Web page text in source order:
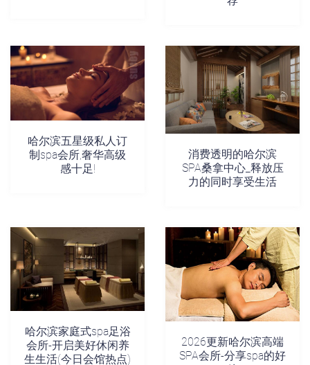
哈尔滨五星级私人订
制spa会所,奢华高级
感十足!
消费透明的哈尔滨
SPA桑拿中心_释放压
力的同时享受生活
哈尔滨家庭式spa足浴
会所-开启美好休闲养
生生活(今日会馆热点)
2026更新哈尔滨高端
SPA会所-分享spa的好